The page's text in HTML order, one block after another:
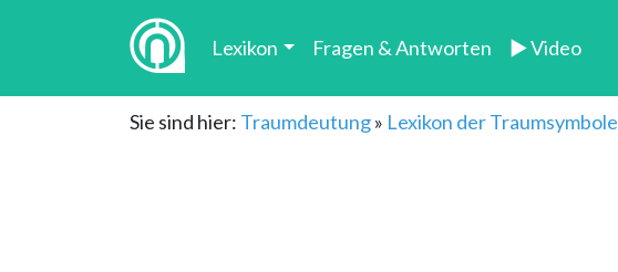
Lexikon Fragen & Antworten ► Video
Sie sind hier: Traumdeutung» Lexikon der Traumsymbole